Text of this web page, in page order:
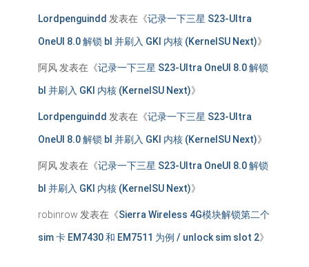
Lordpenguindd 发表在《记录一下三星 S23-Ultra
OneUI 8.0 解锁 bl 并刷入 GKI 内核 (KernelSU Next)》
阿风 发表在《记录一下三星 S23-Ultra OneUI 8.0 解锁
bl 并刷入 GKI 内核 (KernelSU Next)》
Lordpenguindd 发表在《记录一下三星 S23-Ultra
OneUI 8.0 解锁 bl 并刷入 GKI 内核 (KernelSU Next)》
阿风 发表在《记录一下三星 S23-Ultra OneUI 8.0 解锁
bl 并刷入 GKI 内核 (KernelSU Next)》
robinrow 发表在《Sierra Wireless 4G模块解锁第二个
sim 卡 EM7430 和 EM7511 为例 / unlock sim slot 2》